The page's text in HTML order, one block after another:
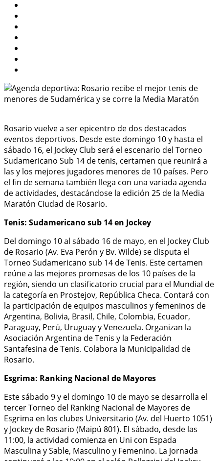
Rosario vuelve a ser epicentro de dos destacados
eventos deportivos. Desde este domingo 10 y hasta el
sábado 16, el Jockey Club será el escenario del Torneo
Sudamericano Sub 14 de tenis, certamen que reunirá a
las y los mejores jugadores menores de 10 países. Pero
el fin de semana también llega con una variada agenda
de actividades, destacándose la edición 25 de la Media
Maratón Ciudad de Rosario.
Tenis: Sudamericano sub 14 en Jockey
Del domingo 10 al sábado 16 de mayo, en el Jockey Club
de Rosario (Av. Eva Perón y Bv. Wilde) se disputa el
Torneo Sudamericano sub 14 de Tenis. Este certamen
reúne a las mejores promesas de los 10 países de la
región, siendo un clasificatorio crucial para el Mundial de
la categoría en Prostejov, República Checa. Contará con
la participación de equipos masculinos y femeninos de
Argentina, Bolivia, Brasil, Chile, Colombia, Ecuador,
Paraguay, Perú, Uruguay y Venezuela. Organizan la
Asociación Argentina de Tenis y la Federación
Santafesina de Tenis. Colabora la Municipalidad de
Rosario.
Esgrima: Ranking Nacional de Mayores
Este sábado 9 y el domingo 10 de mayo se desarrolla el
tercer Torneo del Ranking Nacional de Mayores de
Esgrima en los clubes Universitario (Av. del Huerto 1051)
y Jockey de Rosario (Maipú 801). El sábado, desde las
11:00, la actividad comienza en Uni con Espada
Masculina y Sable, Masculino y Femenino. La jornada